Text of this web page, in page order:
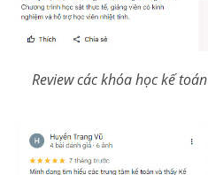
Review các khóa học kế